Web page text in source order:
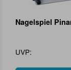
Nagelspiel
UVP: